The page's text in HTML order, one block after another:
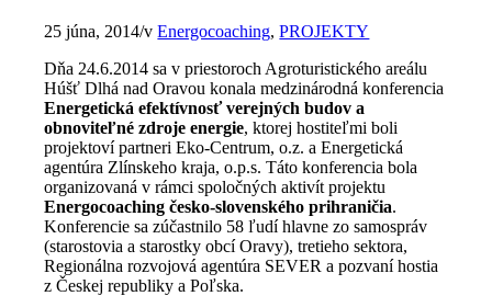
25 júna, 2014/vEnergocoaching,PROJEKTY
Dňa 24.6.2014 sa v priestoroch Agroturistického areálu
Húšť Dlhá nad Oravou konala medzinárodná konferencia
Energetická efektívnosť verejných budov a
obnoviteľné zdroje energie, ktorej hostiteľmi boli
projektoví partneri Eko-Centrum, o.z. a Energetická
agentúra Zlínskeho kraja, o.p.s. Táto konferencia bola
organizovaná v rámci spoločných aktivít projektu
Energocoaching česko-slovenského prihraničia.
Konferencie sa zúčastnilo 58 ľudí hlavne zo samospráv
(starostovia a starostky obcí Oravy), tretieho sektora,
Regionálna rozvojová agentúra SEVER a pozvaní hostia
z Českej republiky a Poľska.